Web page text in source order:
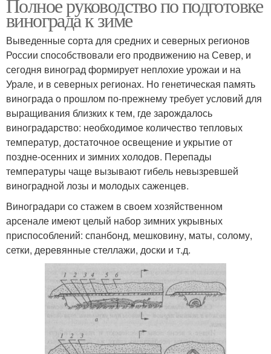
винограда к зиме
Выведенные сорта для средних и северных регионов
России способствовали его продвижению на Север, и
сегодня виноград формирует неплохие урожаи и на
Урале, и в северных регионах. Но генетическая память
винограда о прошлом по-прежнему требует условий для
выращивания близких к тем, где зарождалось
виноградарство: необходимое количество тепловых
температур, достаточное освещение и укрытие от
поздне-осенних и зимних холодов. Перепады
температуры чаще вызывают гибель невызревшей
виноградной лозы и молодых саженцев.
Виноградари со стажем в своем хозяйственном
арсенале имеют целый набор зимних укрывных
приспособлений: спанбонд, мешковину, маты, солому,
сетки, деревянные стеллажи, доски и т.д.